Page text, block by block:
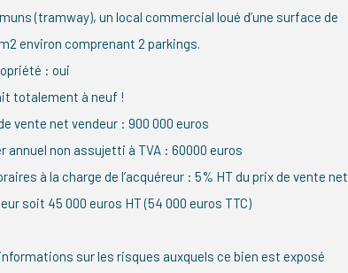
(tramway), un local commercial loué d’une surface de
environ comprenant 2 parkings.
: oui
totalement à neuf !
vente net vendeur : 900 000 euros
annuel non assujetti à TVA : 60000 euros
à la charge de l’acquéreur : 5% HT du prix de vente net
soit 45 000 euros HT (54 000 euros TTC)
sur les risques auxquels ce bien est exposé